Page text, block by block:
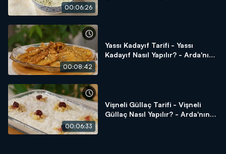
00:06:26
00:08:42
Yassı Kadayıf Tarifi - Yassı
Kadayıf Nasıl Yapılır? - Arda'nın
00:06:33
Vişneli Güllaç Tarifi - Vişneli
Güllaç Nasıl Yapılır? - Arda'nın